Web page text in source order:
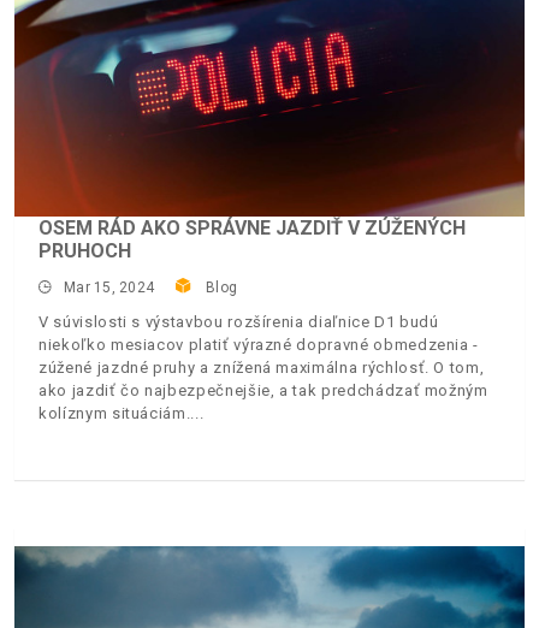
OSEM RÁD AKO SPRÁVNE JAZDIŤ V ZÚŽENÝCH
PRUHOCH
Mar 15, 2024 Blog
V súvislosti s výstavbou rozšírenia diaľnice D1 budú
niekoľko mesiacov platiť výrazné dopravné obmedzenia -
zúžené jazdné pruhy a znížená maximálna rýchlosť. O tom,
ako jazdiť čo najbezpečnejšie, a tak predchádzať možným
kolíznym situáciám.